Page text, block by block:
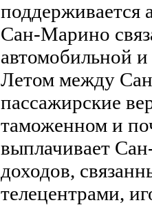
поддерживается
Сан-Марино
автомобильной
Летом между
пассажирские
таможенном и
выплачивает
доходов,
телецентрами,